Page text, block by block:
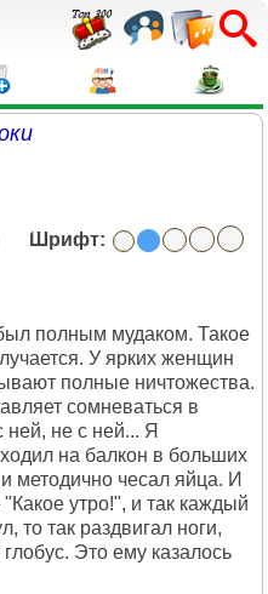
Шрифт:
полным мудаком. Такое
У ярких женщин
полные ничтожества.
сомневаться в
ней, не с ней... Я
на балкон в больших
методично чесал яйца. И
утро!", и так каждый
то так раздвигал ноги,
Это ему казалось